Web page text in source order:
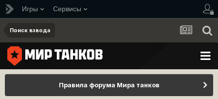
Игры Сервисы
Поиск взвода
Правила форума Мира танков